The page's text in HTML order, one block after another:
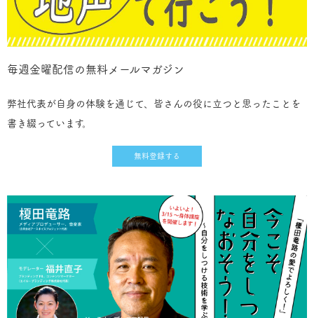
毎週金曜配信の無料メールマガジン
弊社代表が自身の体験を通じて、皆さんの役に立つと思ったことを
書き綴っています。
無料登録する